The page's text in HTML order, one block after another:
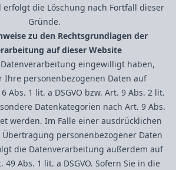
erfolgt die Löschung nach Fortfall dieser
Gründe.
zu den Rechtsgrundlagen der
auf dieser Website
eingewilligt haben,
Ihre personenbezogenen Daten auf
Abs. 1 lit. a DSGVO bzw. Art. 9 Abs. 2 lit.
Datenkategorien nach Art. 9 Abs.
werden. Im Falle einer ausdrücklichen
personenbezogener Daten
die Datenverarbeitung außerdem auf
49 Abs. 1 lit. a DSGVO. Sofern Sie in die